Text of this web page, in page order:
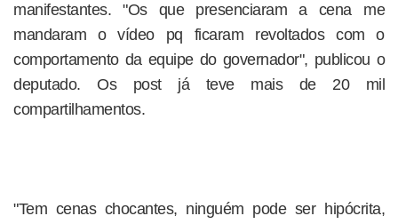
manifestantes. "Os que presenciaram a cena me
mandaram o vídeo pq ficaram revoltados com o
comportamento da equipe do governador", publicou o
deputado. Os post já teve mais de 20 mil
compartilhamentos.
"Tem cenas chocantes, ninguém pode ser hipócrita,